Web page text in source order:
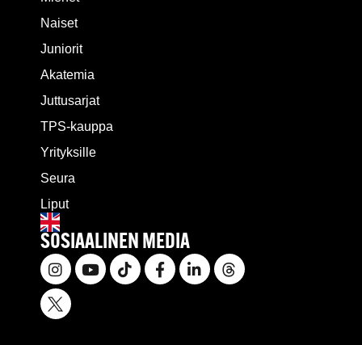
Naiset
Juniorit
Akatemia
Juttusarjat
TPS-kauppa
Yrityksille
Seura
Liput
SOSIAALINEN MEDIA